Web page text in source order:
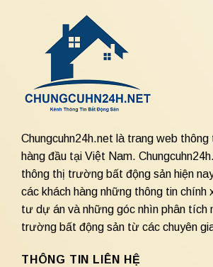
Chungcuhn24h.net là trang web
hàng đầu tại Việt Nam.
thông thị trường bất động sản hiện
các khách hàng những thông tin chính
tư dự án và những góc nhìn phân tích
trường bất động sản từ các chuyên
THÔNG TIN LIÊN HỆ